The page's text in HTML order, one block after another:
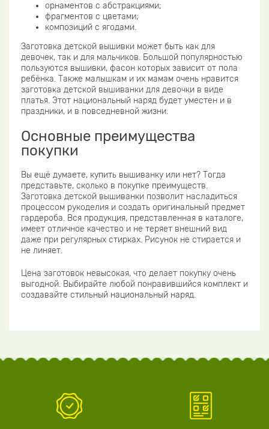
орнаментов с абстракциями;
фрагментов с цветами;
композиций с ягодами.
Заготовка детской вышивки может быть как для
девочек, так и для мальчиков. Большой популярностью
пользуются вышивки, фасон которых зависит от пола
ребёнка. Также малышкам и их мамам очень нравится
заготовка детской вышиванки для девочки в виде
платья. Этот национальный наряд будет уместен и в
праздники, и в повседневной жизни.
Основные преимущества
покупки
Вы ещё думаете, купить вышиванку или нет? Тогда
представьте, сколько в покупке преимуществ.
Заготовка детской вышиванки позволит насладиться
процессом рукоделия и создать оригинальный предмет
гардероба. Вся продукция, представленная в каталоге,
имеет отличное качество и не теряет внешний вид
даже при регулярных стирках. Рисунок не стирается и
не линяет.
Цена заготовок невысокая, что делает покупку очень
выгодной. Выбирайте любой понравившийся комплект и
создавайте стильный национальный наряд.